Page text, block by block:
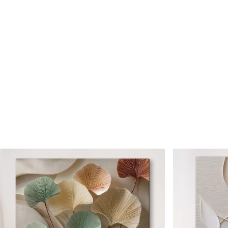
✓
✓Biztonságos, szagtalan tinta
✗ Vászonhatású felület
✗Környezetbarát anyag
✓
✓ Biztonságos,
✓ Vászonhatású felület
✗ Környezetbarát anyag